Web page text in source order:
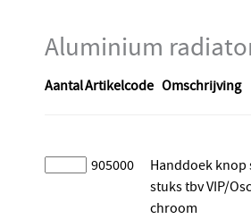
Aluminium
AantalArtikelcode Omschrijving
905000
Handdoek knop
stuks tbv VIP/
chroom